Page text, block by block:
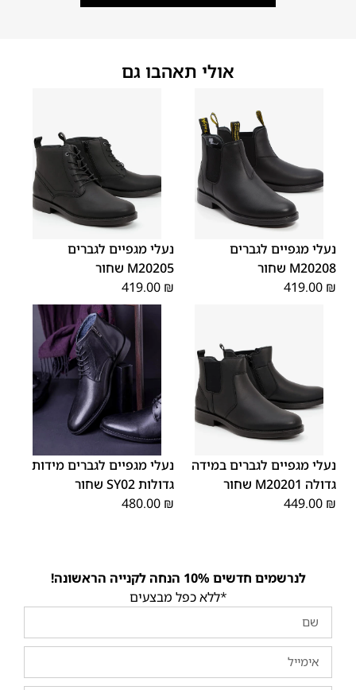
אולי תאהבו גם
40
41
42
43
44
נעלי מגפיים לגברים
M20208 שחור
419.00 ₪
40
41
42
43
44
נעלי מגפיים לגברים
M20205 שחור
419.00 ₪
נעלי מגפיים לגברים במידה
גדולה M20201 שחור
449.00 ₪
47
48
נעלי מגפיים לגברים מידות
גדולות SY02 שחור
480.00 ₪
לנרשמים חדשים 10% הנחה לקנייה הראשונה!
*ללא כפל מבצעים